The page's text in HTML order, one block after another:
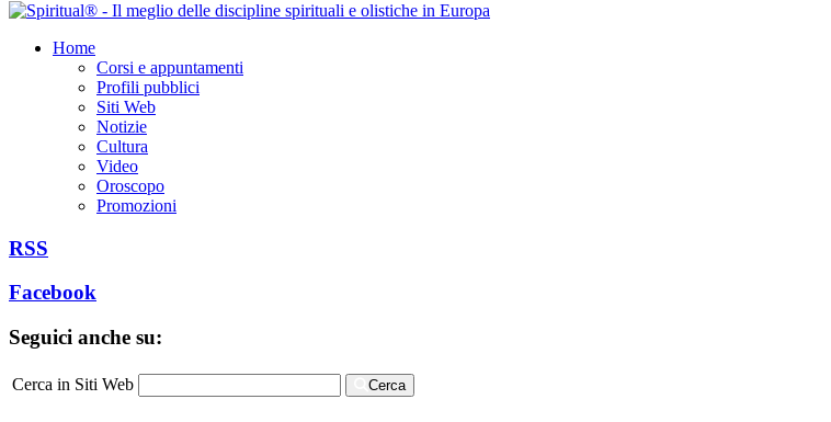
Home
Corsi e appuntamenti
Profili pubblici
Siti Web
Notizie
Cultura
Video
Oroscopo
Promozioni
RSS
Facebook
Seguici anche su:
Cerca in Siti Web Cerca